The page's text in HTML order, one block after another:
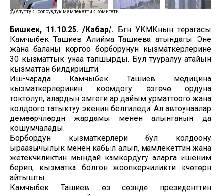
Улуттук коопсуздук мамлекеттик комитети
Бишкек, 11.10.25. /Кабар/. Бүгүн УКМКнын төрагасы
Камчыбек Ташиев Алийма Ташиева атындагы Эне
жана баланы коргоо борборунун кызматкерлерине
30 кызматтык унаа тапшырды. Бул тууралуу атайын
кызматтан билдиришти.
Иш-чарада Камчыбек Ташиев медицина
кызматкерлеринин коомдогу өзгөчө ордуна
токтолуп, алардын эмгеги ар дайым урматтоого жана
колдоого татыктуу экенин белгиледи. Ал автоунаалар
демөөрчүлөрдүн жардамы менен алынганын да
кошумчалады.
Борбордун кызматкерлери бул колдоону
ыраазычылык менен кабыл алып, мамлекеттин жана
жетекчиликтин мындай камкордугу аларга ишеним
берип, кызматка болгон жоопкерчиликти күчөтөрүн
айтышты.
Камчыбек Ташиев өз сөзүндө президенттин